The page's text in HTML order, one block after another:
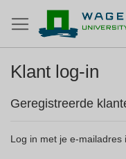
Klant log-in
Geregistreerde
Log in met je e-mailadres